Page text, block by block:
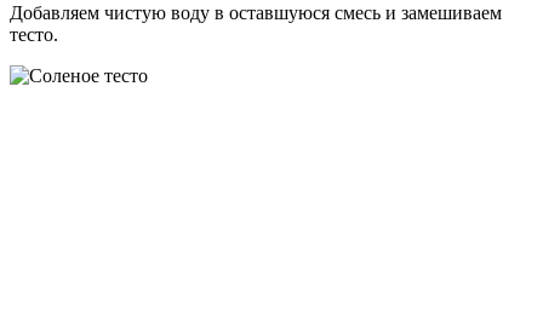
Добавляем чистую воду в оставшуюся смесь и замешиваем
тесто.